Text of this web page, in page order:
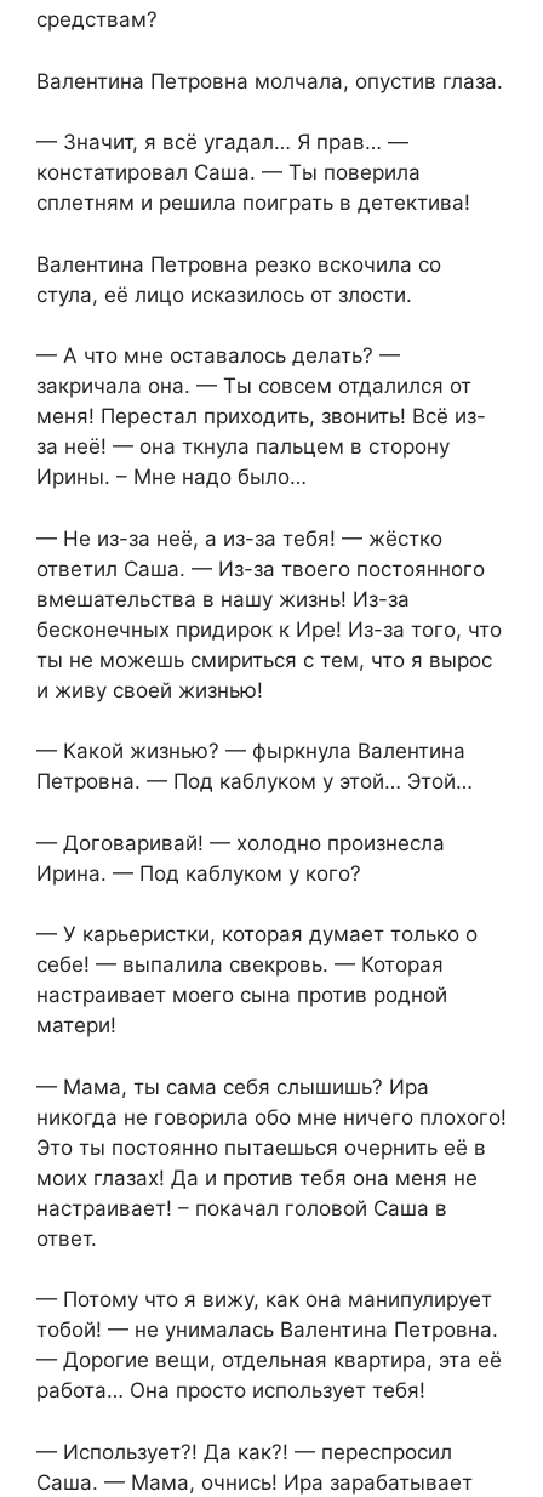
средствам?
Валентина Петровна молчала, опустив глаза.
— Значит, я всё угадал… Я прав… —
констатировал Саша. — Ты поверила
сплетням и решила поиграть в детектива!
Валентина Петровна резко вскочила со
стула, её лицо исказилось от злости.
— А что мне оставалось делать? —
закричала она. — Ты совсем отдалился от
меня! Перестал приходить, звонить! Всё из-
за неё! — она ткнула пальцем в сторону
Ирины. – Мне надо было…
— Не из-за неё, а из-за тебя! — жёстко
ответил Саша. — Из-за твоего постоянного
вмешательства в нашу жизнь! Из-за
бесконечных придирок к Ире! Из-за того, что
ты не можешь смириться с тем, что я вырос
и живу своей жизнью!
— Какой жизнью? — фыркнула Валентина
Петровна. — Под каблуком у этой… Этой…
— Договаривай! — холодно произнесла
Ирина. — Под каблуком у кого?
— У карьеристки, которая думает только о
себе! — выпалила свекровь. — Которая
настраивает моего сына против родной
матери!
— Мама, ты сама себя слышишь? Ира
никогда не говорила обо мне ничего плохого!
Это ты постоянно пытаешься очернить её в
моих глазах! Да и против тебя она меня не
настраивает! – покачал головой Саша в
ответ.
— Потому что я вижу, как она манипулирует
тобой! — не унималась Валентина Петровна.
— Дорогие вещи, отдельная квартира, эта её
работа… Она просто использует тебя!
— Использует?! Да как?! — переспросил
Саша. — Мама, очнись! Ира зарабатывает